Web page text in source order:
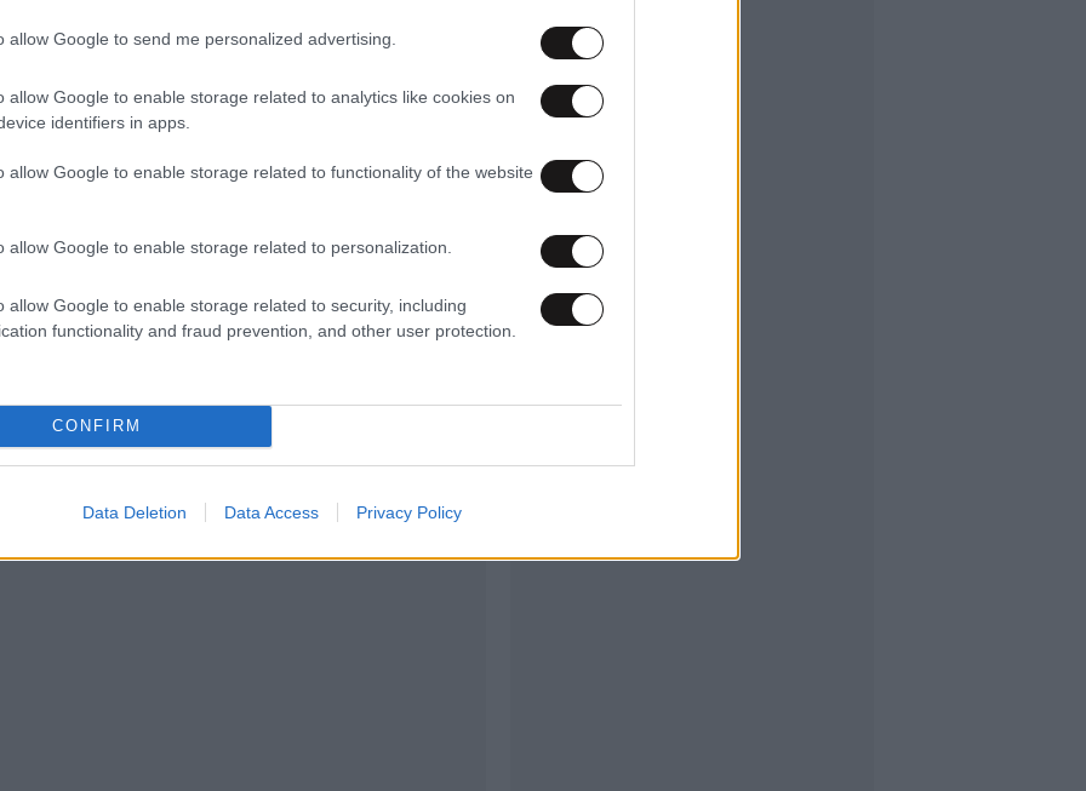
allow Google to send me personalized advertising.
allow Google to enable storage related to analytics like cookies on
identifiers in apps.
allow Google to enable storage related to functionality of the website
allow Google to enable storage related to personalization.
allow Google to enable storage related to security, including
functionality and fraud prevention, and other user protection.
CONFIRM
Data Deletion Data Access Privacy Policy